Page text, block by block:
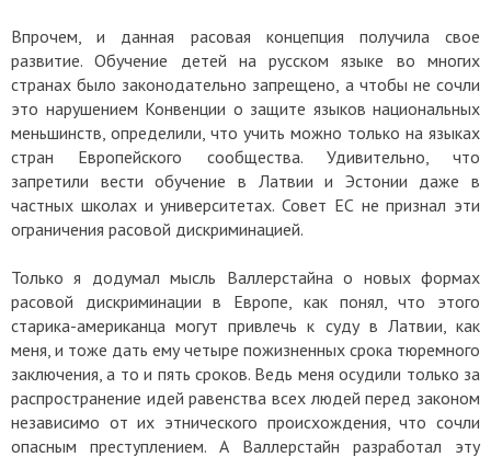
Впрочем, и данная расовая концепция получила свое
развитие. Обучение детей на русском языке во многих
странах было законодательно запрещено, а чтобы не сочли
это нарушением Конвенции о защите языков национальных
меньшинств, определили, что учить можно только на языках
стран Европейского сообщества. Удивительно, что
запретили вести обучение в Латвии и Эстонии даже в
частных школах и университетах. Совет ЕС не признал эти
ограничения расовой дискриминацией.
Только я додумал мысль Валлерстайна о новых формах
расовой дискриминации в Европе, как понял, что этого
старика-американца могут привлечь к суду в Латвии, как
меня, и тоже дать ему четыре пожизненных срока тюремного
заключения, а то и пять сроков. Ведь меня осудили только за
распространение идей равенства всех людей перед законом
независимо от их этнического происхождения, что сочли
опасным преступлением. А Валлерстайн разработал эту